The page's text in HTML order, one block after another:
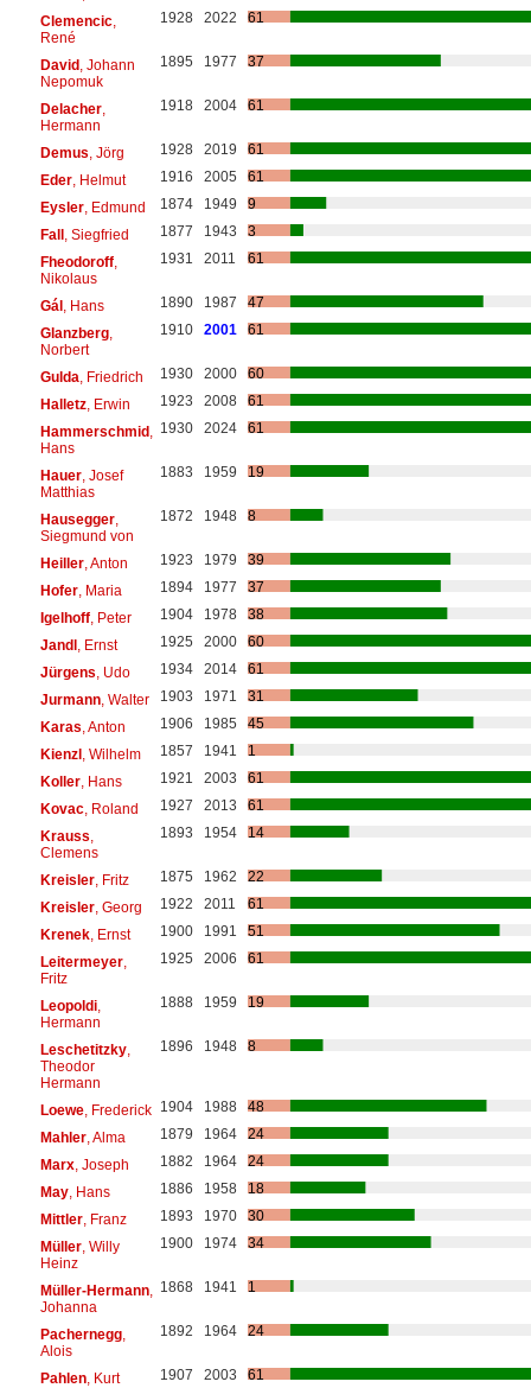
Clemencic,
René
1928 2022 61
David, Johann
Nepomuk
1895 1977 37
Delacher,
Hermann
1918 2004 61
Demus , Jörg 1928 2019
61
Eder, Helmut 1916 2005
61
Eysler, Edmund 1874 1949
9
Fall, Siegfried 1877 1943
3
Fheodoroff,
Nikolaus
1931 2011 61
Gál, Hans 1890 1987
47
Glanzberg,
Norbert
1910 2001 61
Gulda , Friedrich 1930 2000
60
Halletz, Erwin 1923 2008
61
Hammerschmid,
Hans
1930 2024 61
Hauer, Josef
Matthias
1883 1959 19
Hausegger,
Siegmund von
1872 1948 8
Heiller, Anton 1923 1979
39
Hofer, Maria 1894 1977
37
Igelhoff, Peter 1904 1978
38
Jandl, Ernst 1925 2000
60
Jürgens , Udo 1934 2014
61
Jurmann, Walter 1903 1971
31
Karas , Anton 1906 1985
45
Kienzl, Wilhelm 1857 1941
1
Koller, Hans 1921 2003
61
Kovac, Roland 1927 2013
61
Krauss
Clemens
1893 1954 14
Kreisler, Fritz 1875 1962
22
Kreisler, Georg 1922 2011
61
Krenek, Ernst 1900 1991
51
Leitermeyer,
Fritz
1925 2006 61
Leopoldi,
Hermann
1888 1959 19
Leschetitzky,
Theodor
Hermann
1896 1948 8
Loewe, Frederick 1904 1988
48
Mahler, Alma 1879 1964
24
Marx, Joseph 1882 1964
24
May, Hans 1886 1958
18
Mittler, Franz 1893 1970
30
Müller, Willy
Heinz
1900 1974 34
Müller-Hermann,
Johanna
1868 1941 1
Pachernegg,
Alois
1892 1964 24
Pahlen, Kurt 1907 2003
61